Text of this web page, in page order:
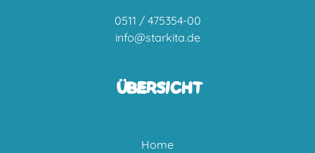
0511 / 475354-00
info@starkita.de
ÜBERSICHT
Home